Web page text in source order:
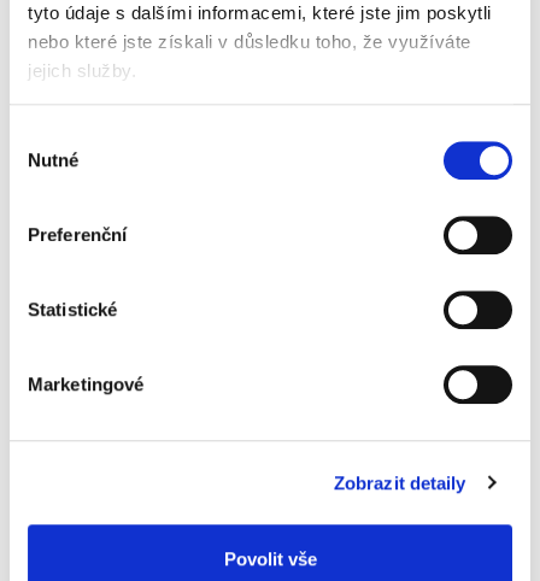
tyto údaje s dalšími informacemi, které jste jim poskytli
nebo které jste získali v důsledku toho, že využíváte
jejich služby.
souhlasu
Nutné
Preferenční
Statistické
Marketingové
Zobrazit detaily
Povolit vše
vhodné pro školy i kanceláře
číslo 444
formát A4
Sešit A4 linkovaný 444 Premium, bezdřevý,
Specifikace produktu
A4